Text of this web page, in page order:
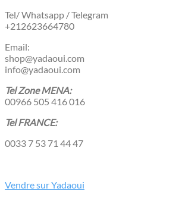
Tel/ Whatsapp / Telegram
+212623664780
Email:
shop@yadaoui.com
info@yadaoui.com
Tel Zone MENA:
00966 505 416 016
Tel FRANCE:
0033 7 53 71 44 47
Vendre sur Yadaoui